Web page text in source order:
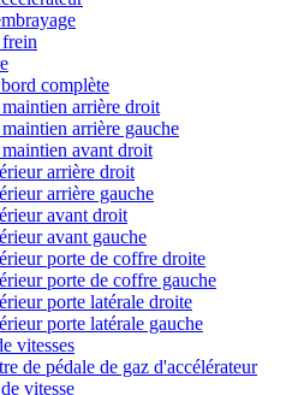
complète
arrière droit
arrière gauche
avant droit
arrière droit
arrière gauche
avant droit
avant gauche
porte de coffre droite
porte de coffre gauche
porte latérale droite
porte latérale gauche
vitesses
de pédale de gaz d'accélérateur
vitesse